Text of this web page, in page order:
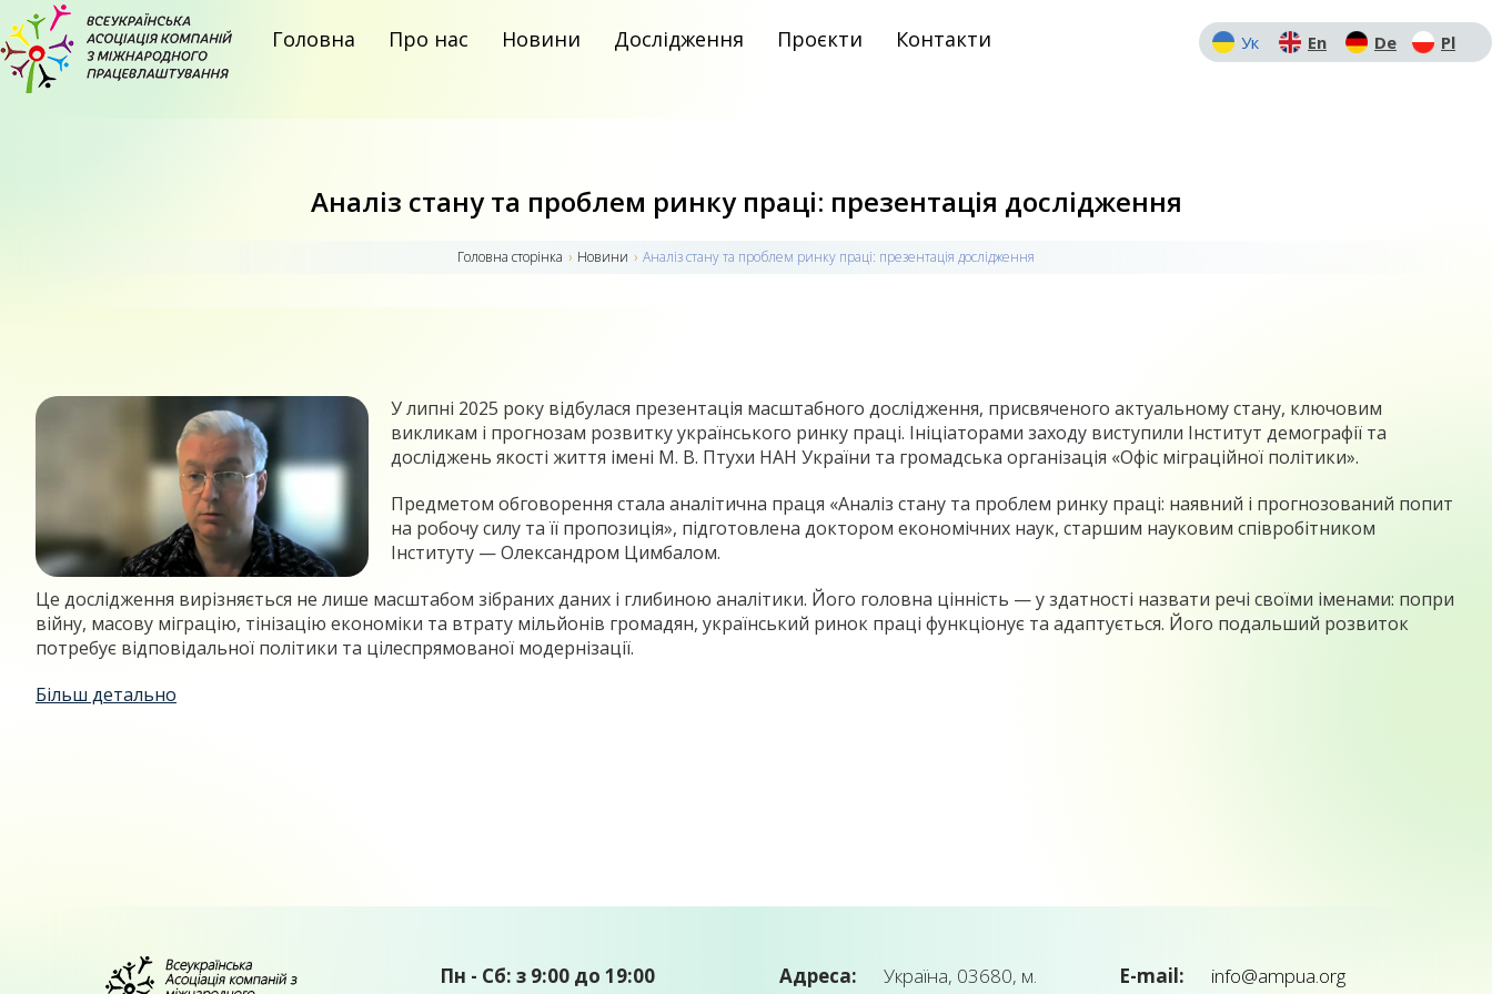
Головна Про нас Новини Дослідження Проєкти Контакти Ук En De Pl
Аналіз стану та проблем ринку праці: презентація дослідження
Головна сторiнка › Новини › Аналіз стану та проблем ринку праці: презентація дослідження
У липні 2025 року відбулася презентація масштабного дослідження, присвяченого актуальному стану, ключовим
викликам і прогнозам розвитку українського ринку праці. Ініціаторами заходу виступили Інститут демографії та
досліджень якості життя імені М. В. Птухи НАН України та громадська організація «Офіс міграційної політики».
Предметом обговорення стала аналітична праця «Аналіз стану та проблем ринку праці: наявний і прогнозований попит
на робочу силу та її пропозиція», підготовлена доктором економічних наук, старшим науковим співробітником
Інституту — Олександром Цимбалом.
Це дослідження вирізняється не лише масштабом зібраних даних і глибиною аналітики. Його головна цінність — у здатності назвати речі своїми іменами: попри
війну, масову міграцію, тінізацію економіки та втрату мільйонів громадян, український ринок праці функціонує та адаптується. Його подальший розвиток
потребує відповідальної політики та цілеспрямованої модернізації.
Більш детально
Пн - Сб: з 9:00 до 19:00
Адреса:
Україна, 03680, м.
E-mail: info@ampua.org